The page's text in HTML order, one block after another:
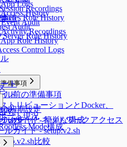
Recordings
Role History
App Logs
History
Audit
Activity Recordings
App Role History
Control Logs
Audit
Server Role History
項
備事項
ル前の準備事項
トリビューションとDocker、
ート現況
Mode構成
ル
ルガイド - 簡単な構成
ルガイド - setup.v2.sh
比較
初期設定
クチャとネットワークアクセス
ト
ド
v2
v0.9